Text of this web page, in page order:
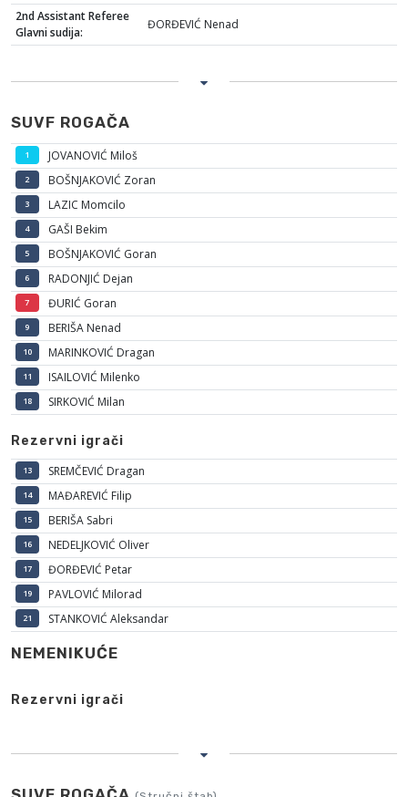
2nd Assistant Referee
Glavni sudija:
ĐORĐEVIĆ Nenad
SUVF ROGAČA
1 JOVANOVIĆ Miloš
2 BOŠNJAKOVIĆ Zoran
3 LAZIC Momcilo
4 GAŠI Bekim
5 BOŠNJAKOVIĆ Goran
6 RADONJIĆ Dejan
7 ĐURIĆ Goran
9 BERIŠA Nenad
10 MARINKOVIĆ Dragan
11 ISAILOVIĆ Milenko
18 SIRKOVIĆ Milan
Rezervni igrači
13 SREMČEVIĆ Dragan
14 MAĐAREVIĆ Filip
15 BERIŠA Sabri
16 NEDELJKOVIĆ Oliver
17 ĐORĐEVIĆ Petar
19 PAVLOVIĆ Milorad
21 STANKOVIĆ Aleksandar
NEMENIKUĆE
Rezervni igrači